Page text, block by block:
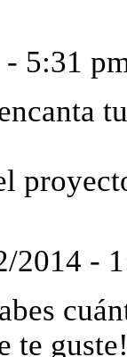
5:31
2014 -
te